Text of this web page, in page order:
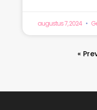
augustus 7, 2024
«